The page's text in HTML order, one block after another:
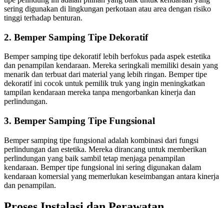
sering digunakan di lingkungan perkotaan atau area dengan risiko
tinggi terhadap benturan.
2. Bemper Samping Tipe Dekoratif
Bemper samping tipe dekoratif lebih berfokus pada aspek estetika
dan penampilan kendaraan. Mereka seringkali memiliki desain yang
menarik dan terbuat dari material yang lebih ringan. Bemper tipe
dekoratif ini cocok untuk pemilik truk yang ingin meningkatkan
tampilan kendaraan mereka tanpa mengorbankan kinerja dan
perlindungan.
3. Bemper Samping Tipe Fungsional
Bemper samping tipe fungsional adalah kombinasi dari fungsi
perlindungan dan estetika. Mereka dirancang untuk memberikan
perlindungan yang baik sambil tetap menjaga penampilan
kendaraan. Bemper tipe fungsional ini sering digunakan dalam
kendaraan komersial yang memerlukan keseimbangan antara kinerja
dan penampilan.